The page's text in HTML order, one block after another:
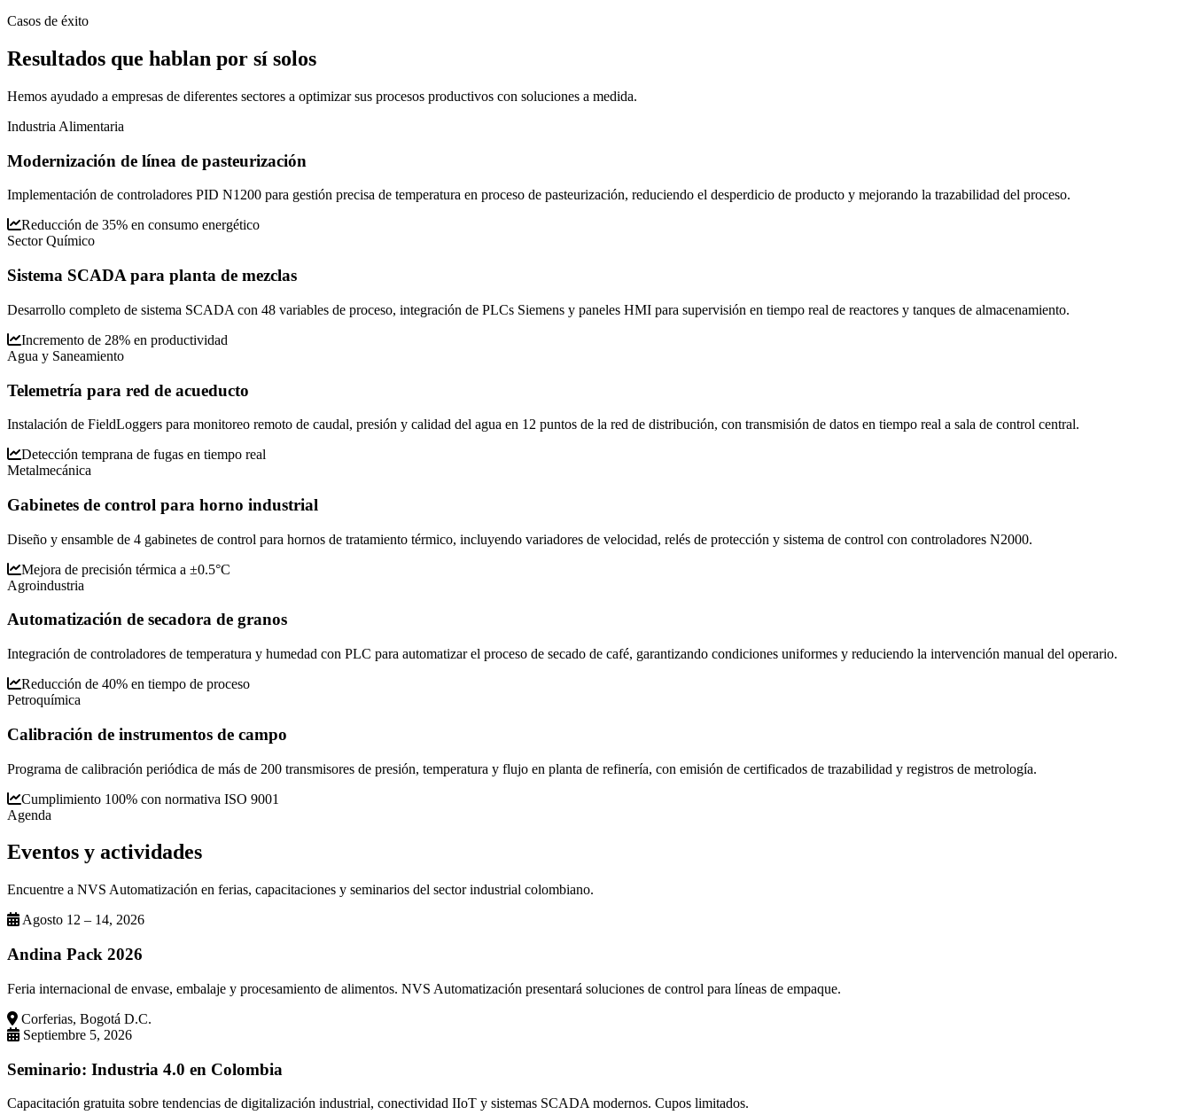
Casos de éxito
Resultados que hablan por sí solos
Hemos ayudado a empresas de diferentes sectores a optimizar sus procesos productivos con soluciones a medida.
Industria Alimentaria
Modernización de línea de pasteurización
Implementación de controladores PID N1200 para gestión precisa de temperatura en proceso de pasteurización, reduciendo el desperdicio de producto y mejorando la trazabilidad del proceso.
Reducción de 35% en consumo energético
Sector Químico
Sistema SCADA para planta de mezclas
Desarrollo completo de sistema SCADA con 48 variables de proceso, integración de PLCs Siemens y paneles HMI para supervisión en tiempo real de reactores y tanques de almacenamiento.
Incremento de 28% en productividad
Agua y Saneamiento
Telemetría para red de acueducto
Instalación de FieldLoggers para monitoreo remoto de caudal, presión y calidad del agua en 12 puntos de la red de distribución, con transmisión de datos en tiempo real a sala de control central.
Detección temprana de fugas en tiempo real
Metalmecánica
Gabinetes de control para horno industrial
Diseño y ensamble de 4 gabinetes de control para hornos de tratamiento térmico, incluyendo variadores de velocidad, relés de protección y sistema de control con controladores N2000.
Mejora de precisión térmica a ±0.5°C
Agroindustria
Automatización de secadora de granos
Integración de controladores de temperatura y humedad con PLC para automatizar el proceso de secado de café, garantizando condiciones uniformes y reduciendo la intervención manual del operario.
Reducción de 40% en tiempo de proceso
Petroquímica
Calibración de instrumentos de campo
Programa de calibración periódica de más de 200 transmisores de presión, temperatura y flujo en planta de refinería, con emisión de certificados de trazabilidad y registros de metrología.
Cumplimiento 100% con normativa ISO 9001
Agenda
Eventos y actividades
Encuentre a NVS Automatización en ferias, capacitaciones y seminarios del sector industrial colombiano.
Agosto 12 – 14, 2026
Andina Pack 2026
Feria internacional de envase, embalaje y procesamiento de alimentos. NVS Automatización presentará soluciones de control para líneas de empaque.
Corferias, Bogotá D.C.
Septiembre 5, 2026
Seminario: Industria 4.0 en Colombia
Capacitación gratuita sobre tendencias de digitalización industrial, conectividad IIoT y sistemas SCADA modernos. Cupos limitados.